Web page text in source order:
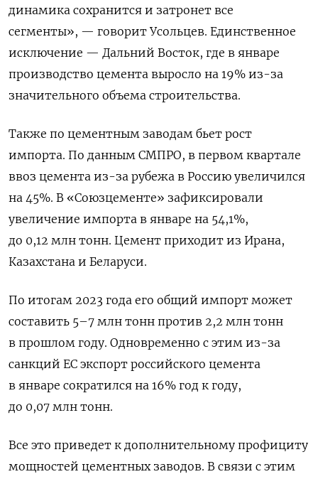
динамика сохранится и затронет все
сегменты», — говорит Усольцев. Единственное
исключение — Дальний Восток, где в январе
производство цемента выросло на 19% из-за
значительного объема строительства.
Также по цементным заводам бьет рост
импорта. По данным СМПРО, в первом квартале
ввоз цемента из-за рубежа в Россию увеличился
на 45%. В «Союзцементе» зафиксировали
увеличение импорта в январе на 54,1%,
до 0,12 млн тонн. Цемент приходит из Ирана,
Казахстана и Беларуси.
По итогам 2023 года его общий импорт может
составить 5–7 млн тонн против 2,2 млн тонн
в прошлом году. Одновременно с этим из-за
санкций ЕС экспорт российского цемента
в январе сократился на 16% год к году,
до 0,07 млн тонн.
Все это приведет к дополнительному профициту
мощностей цементных заводов. В связи с этим